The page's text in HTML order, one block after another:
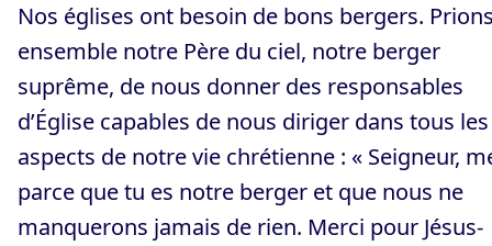
Nos églises ont besoin de bons bergers.
ensemble notre Père du ciel, notre berger
suprême, de nous donner des responsables
d’Église capables de nous diriger dans tous les
aspects de notre vie chrétienne : « Seigneur,
parce que tu es notre berger et que nous ne
manquerons jamais de rien. Merci pour Jésus-